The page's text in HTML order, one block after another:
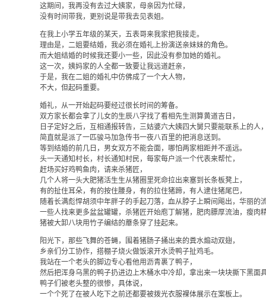
这期间，我再没有去过大姨家，母亲因为忙碌，
没有时间带我，更别说是带我去见表姐。
在我上小学五年级的某天，五表哥来我家把我接走。
理由是，二姐要结婚，我必须在婚礼上扮演送亲妹妹的角色。
而大姐结婚的时候我还要小一些，因此没有参加她的婚礼。
这一次，姨妈家的人全都一致要让我远道赶亲，
于是，我在二姐的婚礼中仿佛成了一个大人物，
不大，但起码重要。
婚礼，从一开始起码要经过很长时间的筹备。
双方家长都会拿了儿女的生辰八字找了看相先生测算黄道吉日，
日子定好之后，互相通报转告，三姑婆六大姨四大舅只要能联系上的人，
简直就是派了一匹骏马加急传书一夜八百里的把消息送到。
等到结婚的前几日，男女双方不能会面，哪怕两家相距并不遥远。
头一天通知村长，村长通知村民，每家每户派一个代表来帮忙，
赶场买好鸡鸭鱼肉，请来杀猪匠，
几个人将一头大肥猪活生生从猪圈里死命拉出来塞到长条板凳上，
有的扯住耳朵，有的按住腰身，有的拉住猪蹄，有人逮住猪尾巴，
随着长满彪悍胡须中年胖子的手起刀落，血从脖子上瞬间飚出，华丽的
一些人找来更多盆盆罐罐，杀猪匠开始庖丁解猪，肥肉膘厚流油，瘦肉精
猪被大卸八块用竹子编结的蘼条穿了挂起来。
阳光下，那些飞舞的苍蝇，围着猪肠子捅出来的粪水煽动双翅，
乡亲们分工协作，搭棚子烧火做饭滚开水烫鸭子扯鸡毛。
我站在一个老头的脚边专心看他用沥青裹了鸭子，
然后把浑身乌黑的鸭子扔进边上木桶水中冷却，拿出来一块块撕下黑面具
鸭子们被老头整的很惨，具体说，
一个个死了在被人吃下之前还都要被拨光衣服裸体展示在案板上。